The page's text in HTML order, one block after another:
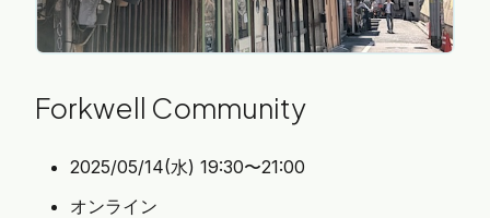
Forkwell Community
2025/05/14(水) 19:30〜21:00
オンライン